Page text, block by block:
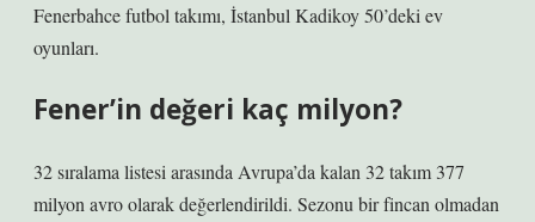
Fenerbahce futbol takımı, İstanbul Kadikoy 50’deki ev
oyunları.
Fener’in değeri kaç milyon?
32 sıralama listesi arasında Avrupa’da kalan 32 takım 377
milyon avro olarak değerlendirildi. Sezonu bir fincan olmadan